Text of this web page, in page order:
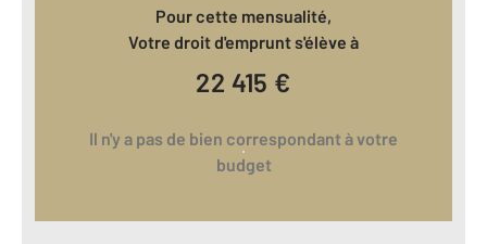
Pour cette mensualité,
Votre droit d'emprunt s'élève à
22 415 €
Il n'y a pas de bien correspondant à votre
budget